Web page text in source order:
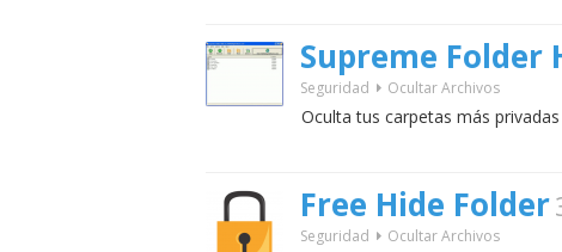
Supreme Folder
Seguridad Ocultar Archivos
Oculta tus carpetas más
Free Hide Folder
Seguridad Ocultar Archivos